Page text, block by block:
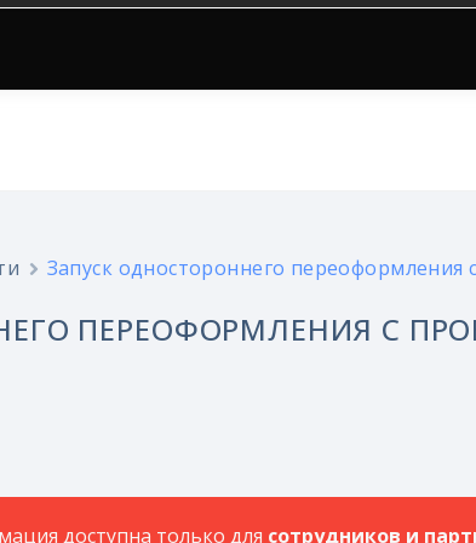
Запуск одностороннего
ПЕРЕОФОРМЛЕНИЯ С
доступна только для сотрудников и